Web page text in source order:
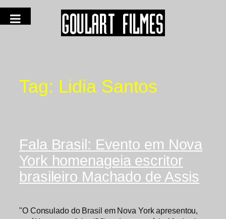
Tag: Lidia Santos
Fala Brasil: Evento em Nova
York homenageia escritor
brasileiro Machado de Assis
"O Consulado do Brasil em Nova York apresentou,